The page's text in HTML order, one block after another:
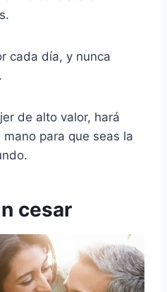
cada día, y nunca
de alto valor, hará
para que seas la
cesar